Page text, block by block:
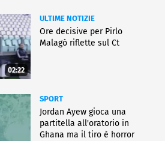
02:22
ULTIME NOTIZIE
Ore decisive per Pirlo
Malagò riflette sul Ct
SPORT
Jordan Ayew gioca una
partitella all'oratorio in
Ghana ma il tiro è horror